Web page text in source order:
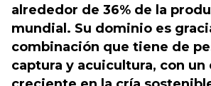
alrededor de 36% de la
mundial. Su dominio es
combinación que tiene de
captura y acuicultura, con un